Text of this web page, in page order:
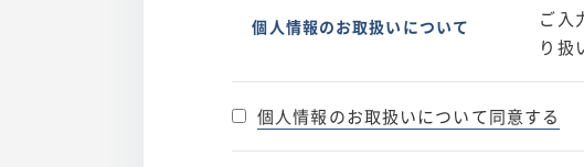
個人情報のお取扱いについて ご入
り扱
個人情報のお取扱いについて同意する